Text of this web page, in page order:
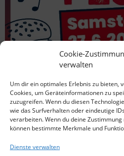
Cookie-
verwalten
Um dir ein optimales Erlebnis zu bieten,
Cookies, um Geräteinformationen zu
zuzugreifen. Wenn du diesen
wie das Surfverhalten oder eindeutige
verarbeiten. Wenn du deine
können bestimmte Merkmale und
Dienste verwalten